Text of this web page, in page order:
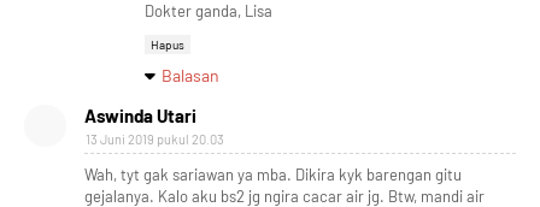
Dokter ganda, Lisa
Hapus
Balasan
Aswinda Utari
13 Juni 2019 pukul 20.03
Wah, tyt gak sariawan ya mba. Dikira kyk barengan gitu
gejalanya. Kalo aku bs2 jg ngira cacar air jg. Btw, mandi air